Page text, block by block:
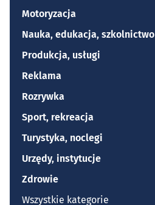
Motoryzacja
Nauka, edukacja, szkolnictwo
Produkcja, usługi
Reklama
Rozrywka
Sport, rekreacja
Turystyka, noclegi
Urzędy, instytucje
Zdrowie
Wszystkie kategorie